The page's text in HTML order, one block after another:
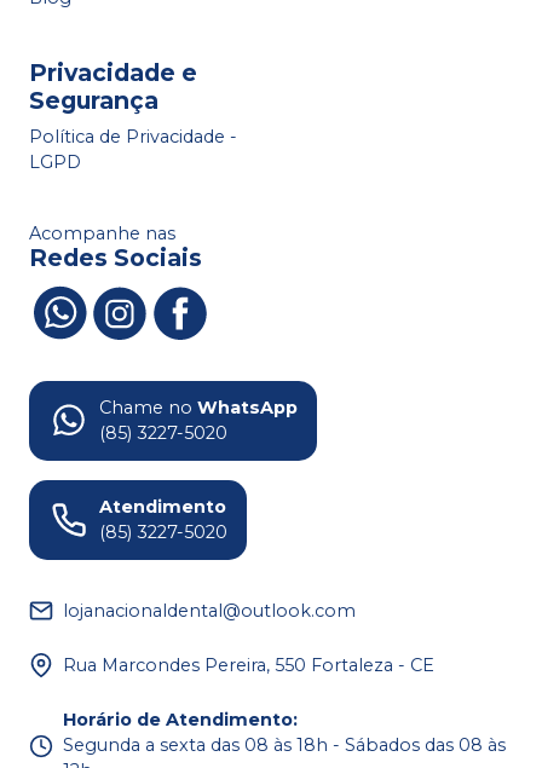
Privacidade e
Segurança
Política de Privacidade -
LGPD
Acompanhe nas
Redes Sociais
Chame no WhatsApp
(85) 3227-5020
Atendimento
(85) 3227-5020
lojanacionaldental@outlook.com
Rua Marcondes Pereira, 550 Fortaleza - CE
Horário de Atendimento:
Segunda a sexta das 08 às 18h - Sábados das 08 às